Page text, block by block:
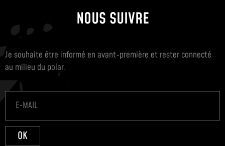
NOUS SUIVRE
Je souhaite être informé en avant-première et rester connecté
au milieu du polar.
OK